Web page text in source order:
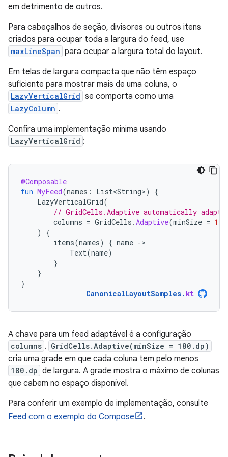
em detrimento de outros.
Para cabeçalhos de seção, divisores ou outros itens
criados para ocupar toda a largura do feed, use
maxLineSpan para ocupar a largura total do layout.
Em telas de largura compacta que não têm espaço
suficiente para mostrar mais de uma coluna, o
LazyVerticalGrid se comporta como uma
LazyColumn .
Confira uma implementação mínima usando
LazyVerticalGrid :
@Composable
fun MyFeed(names : List<String>)
{
LazyVerticalGrid(
// GridCells.Adaptive automatically adapts
columns = GridCells . Adaptive(minSize =
)
{
items(names) { name -
Text(name)
}
}
}
CanonicalLayoutSamples. kt
A chave para um feed adaptável é a configuração
columns . GridCells.Adaptive(minSize = 180.dp)
cria uma grade em que cada coluna tem pelo menos
180.dp de largura. A grade mostra o máximo de colunas
que cabem no espaço disponível.
Para conferir um exemplo de implementação, consulte
Feed com o exemplo do Compose
.